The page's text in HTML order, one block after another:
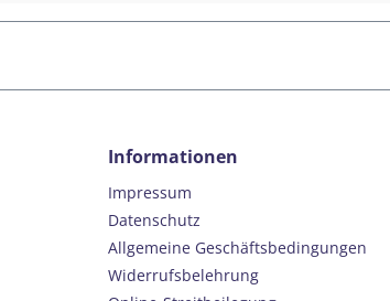
die preisbewusstere Lösung, und
technisch leider nicht möglich ist.Hier finden
Informationen
Impressum
Datenschutz
Allgemeine Geschäftsbedingungen
Widerrufsbelehrung